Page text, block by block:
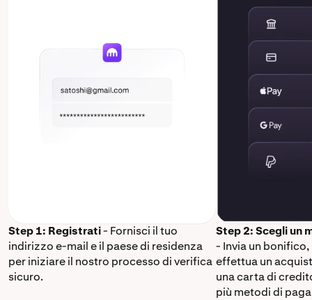
Step 1: Registrati- Fornisci il tuo
indirizzo e-mail e il paese di residenza
per iniziare il nostro processo di verifica
sicuro.
Step 2: Scegli un
- Invia un bonifico,
effettua un
una carta di
più metodi di